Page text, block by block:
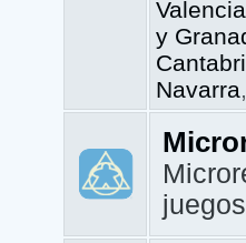
Valencia
y
Navarra